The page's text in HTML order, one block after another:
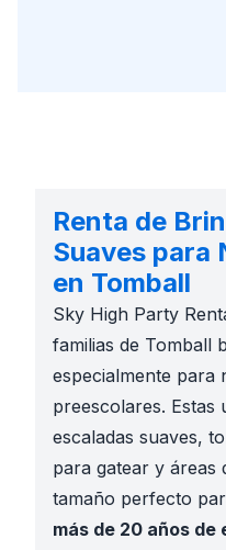
Renta de
Suaves para
en Tomball
Sky High Party
familias de Tomball
especialmente para
preescolares. Estas
escaladas suaves,
para gatear y áreas
tamaño perfecto
más de 20 años de